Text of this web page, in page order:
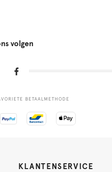
volgen
BETAALMETHODE
KLANTENSERVICE